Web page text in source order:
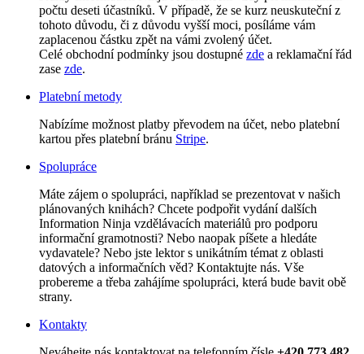
počtu deseti účastníků. V případě, že se kurz neuskuteční z
tohoto důvodu, či z důvodu vyšší moci, posíláme vám
zaplacenou částku zpět na vámi zvolený účet.
Celé obchodní podmínky jsou dostupné zde a reklamační řád
zase zde.
Platební metody
Nabízíme možnost platby převodem na účet, nebo platební
kartou přes platební bránu Stripe.
Spolupráce
Máte zájem o spolupráci, například se prezentovat v našich
plánovaných knihách? Chcete podpořit vydání dalších
Information Ninja vzdělávacích materiálů pro podporu
informační gramotnosti? Nebo naopak píšete a hledáte
vydavatele? Nebo jste lektor s unikátním témat z oblasti
datových a informačních věd? Kontaktujte nás. Vše
probereme a třeba zahájíme spolupráci, která bude bavit obě
strany.
Kontakty